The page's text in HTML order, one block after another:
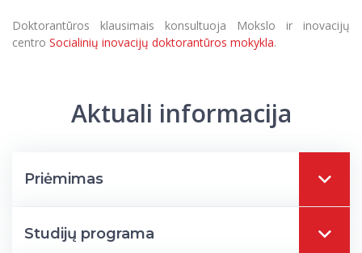
Darbuotojų kvalifikacijos kėlimas
MRU norminių teisės aktų duomenų bazė
Microsoft Office 365
Profesinė sąjunga
Kontaktų paieška
Doktorantūros klausimais konsultuoja Mokslo ir inovacijų
centro Socialinių inovacijų doktorantūros mokykla.
Aktuali informacija
Priėmimas
Studijų programa